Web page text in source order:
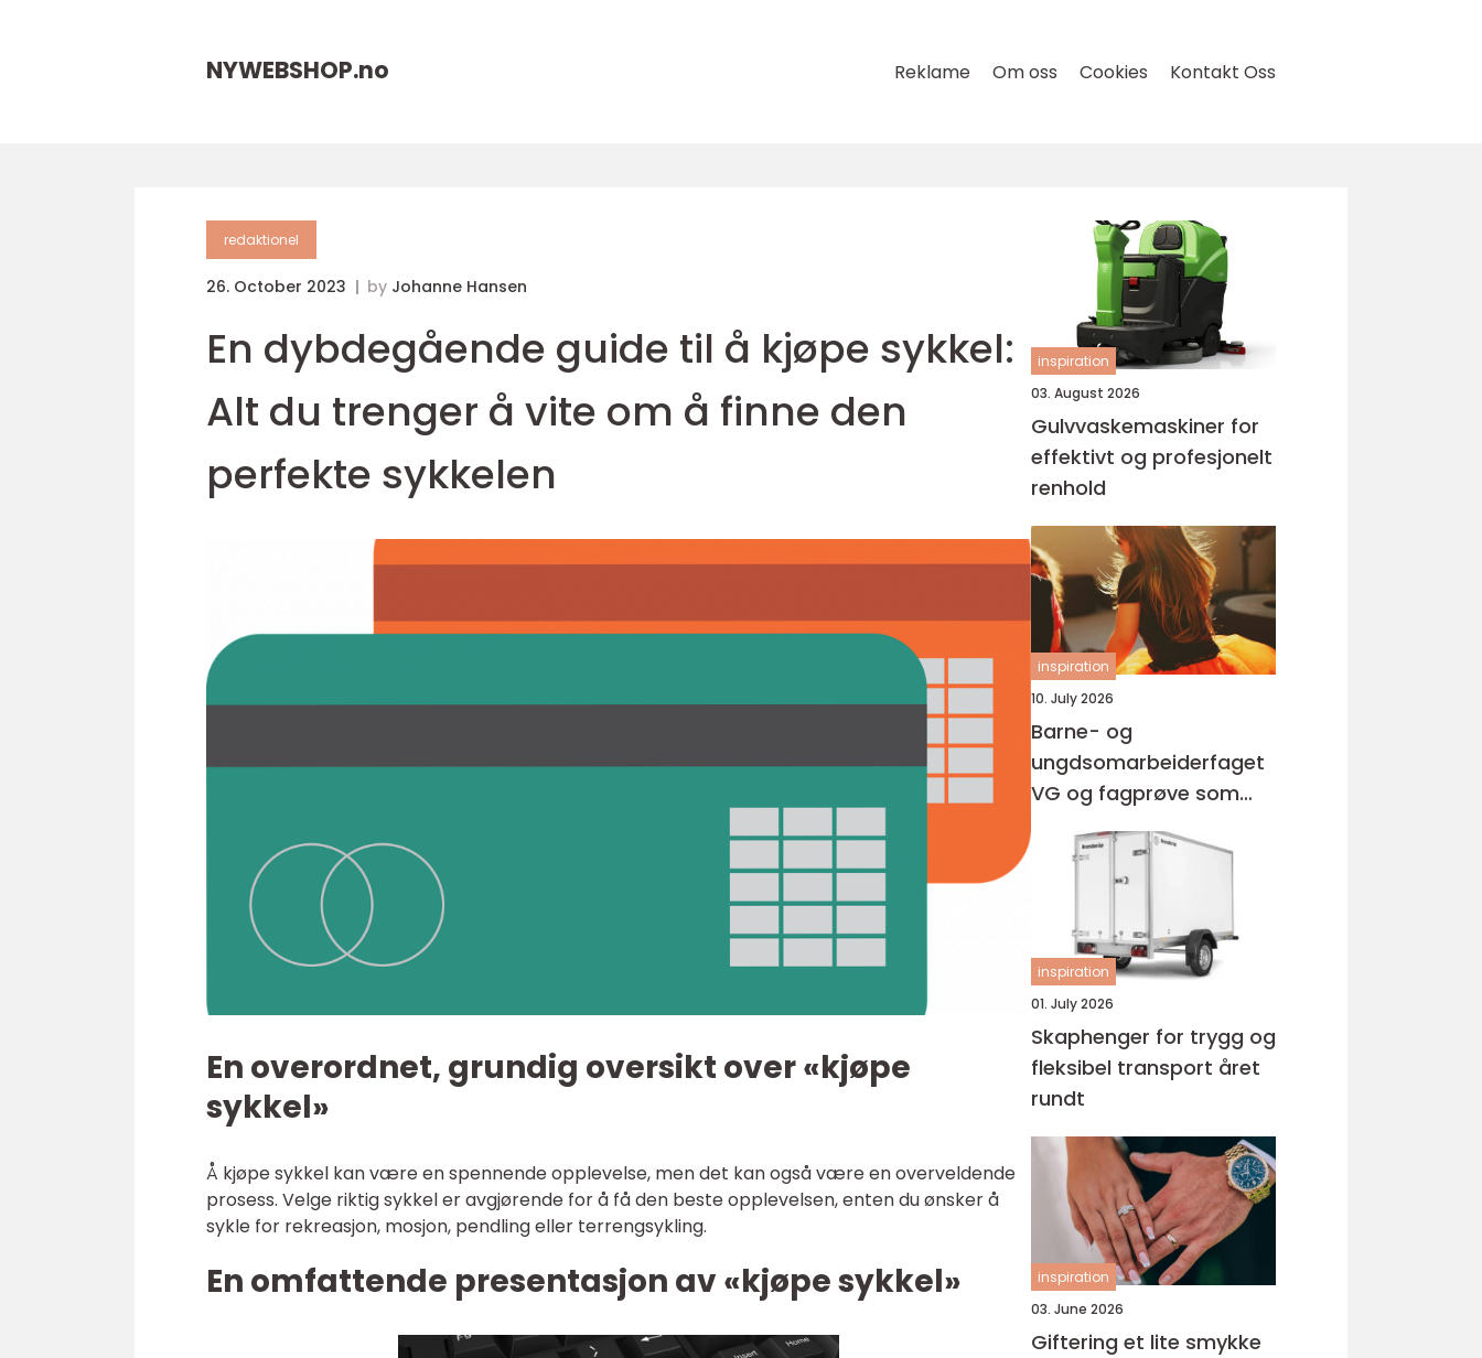
NYWEBSHOP.no Reklame Om oss Cookies Kontakt Oss
redaktionel
26. October 2023 by Johanne Hansen
En dybdegående guide til å kjøpe sykkel:
Alt du trenger å vite om å finne den
perfekte sykkelen
En overordnet, grundig oversikt over «kjøpe
sykkel»
Å kjøpe sykkel kan være en spennende opplevelse, men det kan også være en overveldende
prosess. Velge riktig sykkel er avgjørende for å få den beste opplevelsen, enten du ønsker å
sykle for rekreasjon, mosjon, pendling eller terrengsykling.
En omfattende presentasjon av «kjøpe sykkel»
inspiration
03. August 2026
Gulvvaskemaskiner for
effektivt og profesjonelt
renhold
inspiration
10. July 2026
Barne- og
ungdsomarbeiderfaget
VG og fagprøve som
barne- og
ungdomsarbeider
inspiration
01. July 2026
Skaphenger for trygg og
fleksibel transport året
rundt
inspiration
03. June 2026
Giftering et lite smykke